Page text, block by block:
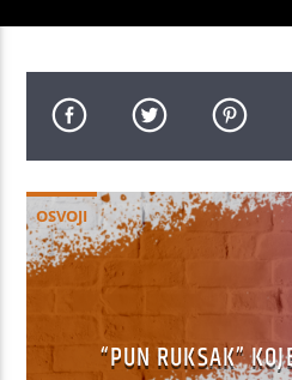
OSVOJI
“PUN RUKSAK”